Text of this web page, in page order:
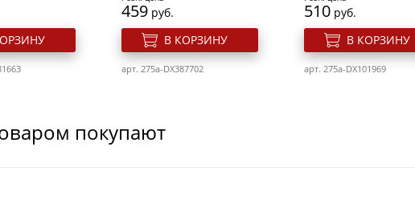
459 руб.
В КОРЗИНУ
арт. 275a-DX387702
510 руб.
В КОРЗИНУ
арт. 275a-DX101969
покупают